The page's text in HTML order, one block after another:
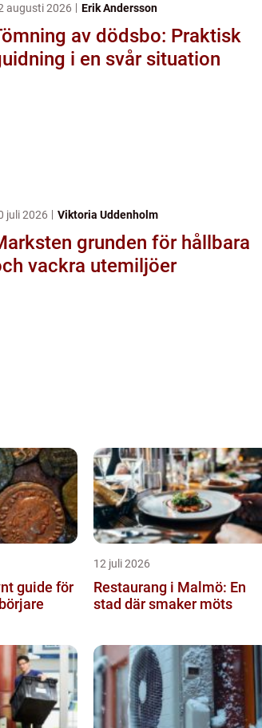
augusti 2026 Erik Andersson
av dödsbo: Praktisk
i en svår situation
juli 2026 Viktoria Uddenholm
grunden för hållbara
vackra utemiljöer
12 juli 2026
Restaurang i Malmö: En
stad där smaker möts